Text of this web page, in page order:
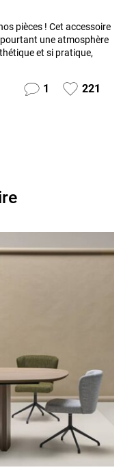
pièces ! Cet accessoire
une atmosphère
et si pratique,
1 221